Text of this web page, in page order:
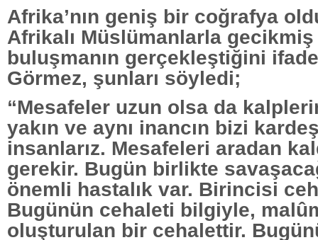
Afrika’nın geniş bir coğrafya
Afrikalı Müslümanlarla
buluşmanın gerçekleştiğini
Görmez, şunları söyledi;
“Mesafeler uzun olsa da
yakın ve aynı inancın bizi kardeş
insanlarız. Mesafeleri aradan
gerekir. Bugün birlikte
önemli hastalık var. Birincisi
Bugünün cehaleti bilgiyle,
oluşturulan bir cehalettir.